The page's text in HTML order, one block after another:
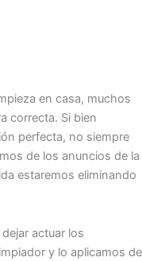
en casa, muchos
correcta. Si bien
perfecta, no siempre
de los anuncios de la
estaremos eliminando
actuar los
y lo aplicamos de